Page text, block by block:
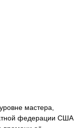
мастера,
федерации США